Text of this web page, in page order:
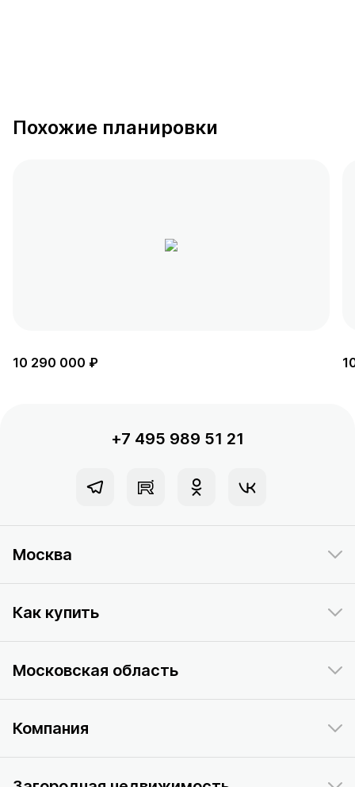
Похожие планировки
10 290 000 ₽
+7 495 989 51 21
Москва
Как купить
Московская область
Компания